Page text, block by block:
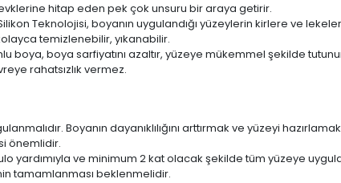
hitap eden pek çok unsuru bir araya getirir.
Teknolojisi, boyanın uygulandığı yüzeylerin kirlere ve
temizlenebilir, yıkanabilir.
boya, boya sarfiyatını azaltır, yüzeye mükemmel şekilde
rahatsızlık vermez.
Boyanın dayanıklılığını arttırmak ve yüzeyi
önemlidir.
yardımıyla ve minimum 2 kat olacak şekilde tüm yüzeye
tamamlanması beklenmelidir.